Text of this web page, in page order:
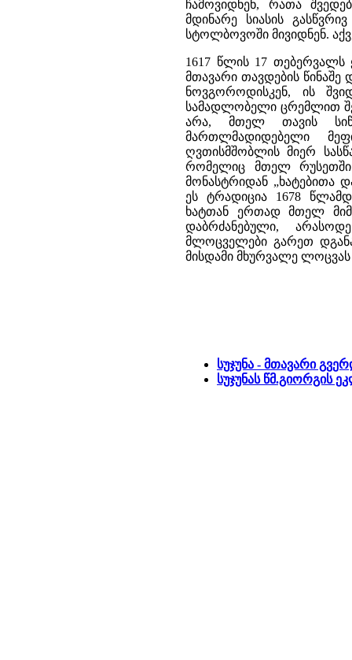
ჩამოვიდნენ, რათა
მდინარე სიასის
სტოლბოვოში მივიდნენ.
1617 წლის 17
მთავარი თავდების წინაშე
ნოვგოროდისკენ, ის
სამადლობელი ცრემლით
არა, მთელ თავის
მართლმადიდებელი
ღვთისმშობლის მიერ
რომელიც მთელ რუსეთში
მონასტრიდან „ხატებითა
ეს ტრადიცია 1678
ხატთან ერთად მთელ
დაბრძანებული,
მლოცველები გარეთ
მისდამი მხურვალე
სუჯუნა - მთავარი
სუჯუნას წმ.გიორგის